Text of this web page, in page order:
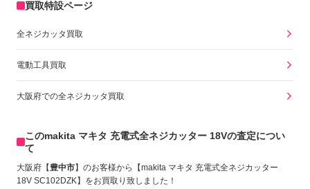
買取特設ページ
全ネジカッタ買取
電動工具買取
大阪府での全ネジカッタ買取
このmakita マキタ 充電式全ネジカッター 18Vの査定につい
て
大阪府【豊中市】のお客様から【makita マキタ 充電式全ネジカッター
18V SC102DZK】をお買取り致しました！